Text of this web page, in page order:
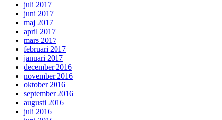
juli 2017
juni 2017
maj 2017
april 2017
mars 2017
februari 2017
januari 2017
december 2016
november 2016
oktober 2016
september 2016
augusti 2016
juli 2016